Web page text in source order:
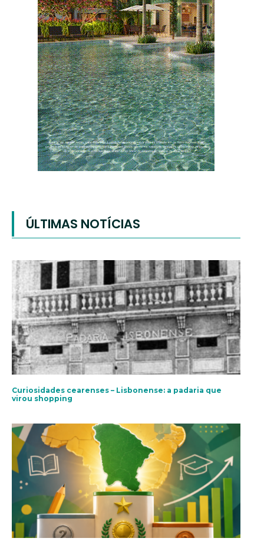
ÚLTIMAS NOTÍCIAS
Curiosidades cearenses – Lisbonense: a padaria que
virou shopping